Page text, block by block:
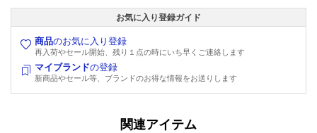
お気に入り登録ガイド
商品のお気に入り登録
再入荷やセール開始、残り１点の時にいち早くご連絡します
マイブランドの登録
新商品やセール等、ブランドのお得な情報をお送りします
関連アイテム